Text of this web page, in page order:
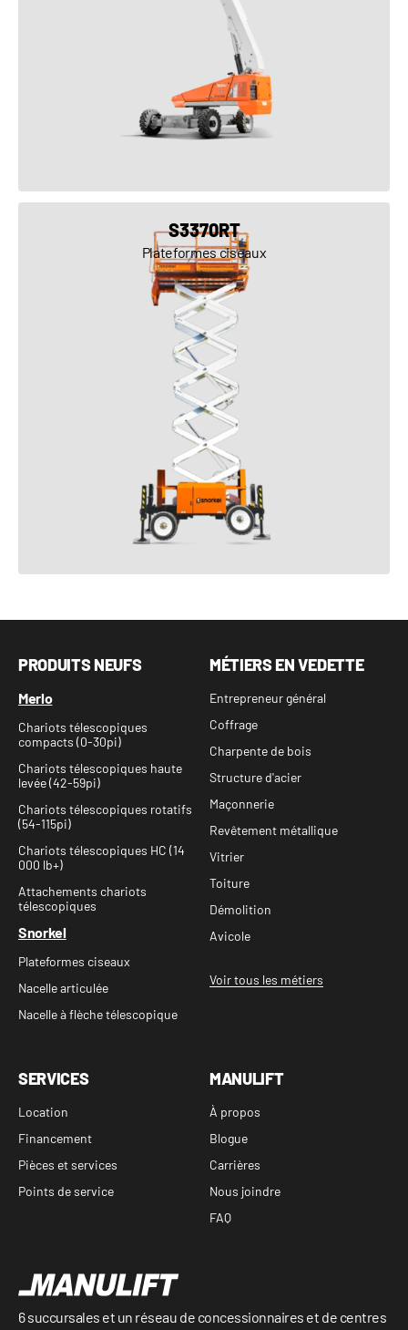
S3370RT
Plateformes ciseaux
PRODUITS NEUFS
Merlo
Chariots télescopiques
compacts (0-30pi)
Chariots télescopiques haute
levée (42-59pi)
Chariots télescopiques rotatifs
(54-115pi)
Chariots télescopiques HC (14
000 lb+)
Attachements chariots
télescopiques
Snorkel
Plateformes ciseaux
Nacelle articulée
Nacelle à flèche télescopique
MÉTIERS EN VEDETTE
Entrepreneur général
Coffrage
Charpente de bois
Structure d'acier
Maçonnerie
Revêtement métallique
Vitrier
Toiture
Démolition
Avicole
Voir tous les métiers
SERVICES
Location
Financement
Pièces et services
Points de service
MANULIFT
À propos
Blogue
Carrières
Nous joindre
FAQ
6 succursales et un réseau de concessionnaires et de centres